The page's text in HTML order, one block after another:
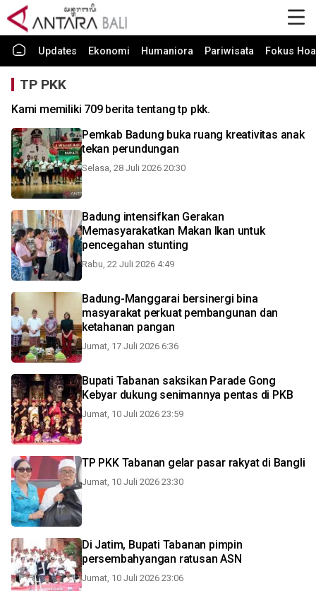
Updates Ekonomi Humaniora Pariwisata Fokus
TP PKK
Kami memiliki 709 berita tentang tp pkk.
Pemkab Badung buka ruang kreativitas anak
tekan perundungan
Selasa, 28 Juli 2026 20:30
Badung intensifkan Gerakan
Memasyarakatkan Makan Ikan untuk
pencegahan stunting
Rabu, 22 Juli 2026 4:49
Badung-Manggarai bersinergi bina
masyarakat perkuat pembangunan dan
ketahanan pangan
Jumat, 17 Juli 2026 6:36
Bupati Tabanan saksikan Parade Gong
Kebyar dukung senimannya pentas di PKB
Jumat, 10 Juli 2026 23:59
TP PKK Tabanan gelar pasar rakyat di Bangli
Jumat, 10 Juli 2026 23:30
Di Jatim, Bupati Tabanan pimpin
persembahyangan ratusan ASN
Jumat, 10 Juli 2026 23:06